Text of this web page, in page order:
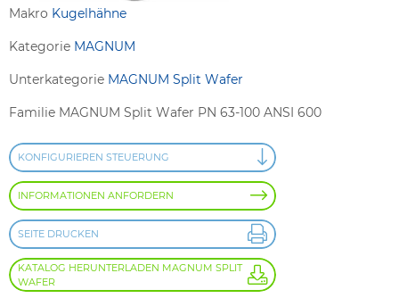
Makro Kugelhähne
Kategorie MAGNUM
Unterkategorie MAGNUM Split Wafer
Familie MAGNUM Split Wafer PN 63-100 ANSI 600
KONFIGURIEREN STEUERUNG
INFORMATIONEN ANFORDERN
SEITE DRUCKEN
KATALOG HERUNTERLADEN MAGNUM SPLIT
WAFER